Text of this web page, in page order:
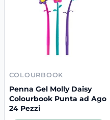
COLOURBOOK
Penna Gel Molly Daisy
Colourbook Punta ad Ago
24 Pezzi